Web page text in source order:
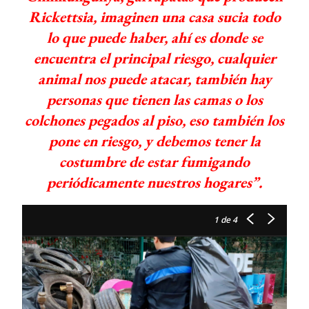
Rickettsia, imaginen una casa sucia todo
lo que puede haber, ahí es donde se
encuentra el principal riesgo, cualquier
animal nos puede atacar, también hay
personas que tienen las camas o los
colchones pegados al piso, eso también los
pone en riesgo, y debemos tener la
costumbre de estar fumigando
periódicamente nuestros hogares”.
1de 4